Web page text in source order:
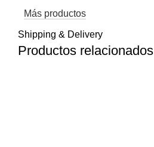
Más productos
Shipping & Delivery
Productos relacionados